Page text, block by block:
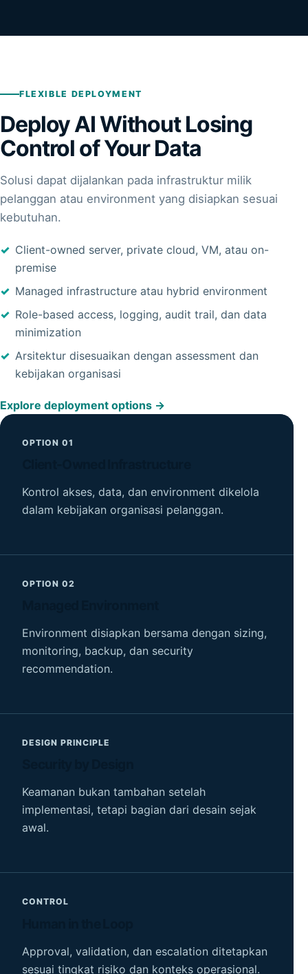
FLEXIBLE DEPLOYMENT
Deploy AI Without Losing
Control of Your Data
Solusi dapat dijalankan pada infrastruktur milik
pelanggan atau environment yang disiapkan sesuai
kebutuhan.
Client-owned server, private cloud, VM, atau on-
premise
Managed infrastructure atau hybrid environment
Role-based access, logging, audit trail, dan data
minimization
Arsitektur disesuaikan dengan assessment dan
kebijakan organisasi
Explore deployment options
OPTION 01
Kontrol akses, data, dan environment dikelola
dalam kebijakan organisasi pelanggan.
OPTION 02
Environment disiapkan bersama dengan sizing,
monitoring, backup, dan security
recommendation.
DESIGN PRINCIPLE
Keamanan bukan tambahan setelah
implementasi, tetapi bagian dari desain sejak
awal.
CONTROL
Approval, validation, dan escalation ditetapkan
sesuai tingkat risiko dan konteks operasional.